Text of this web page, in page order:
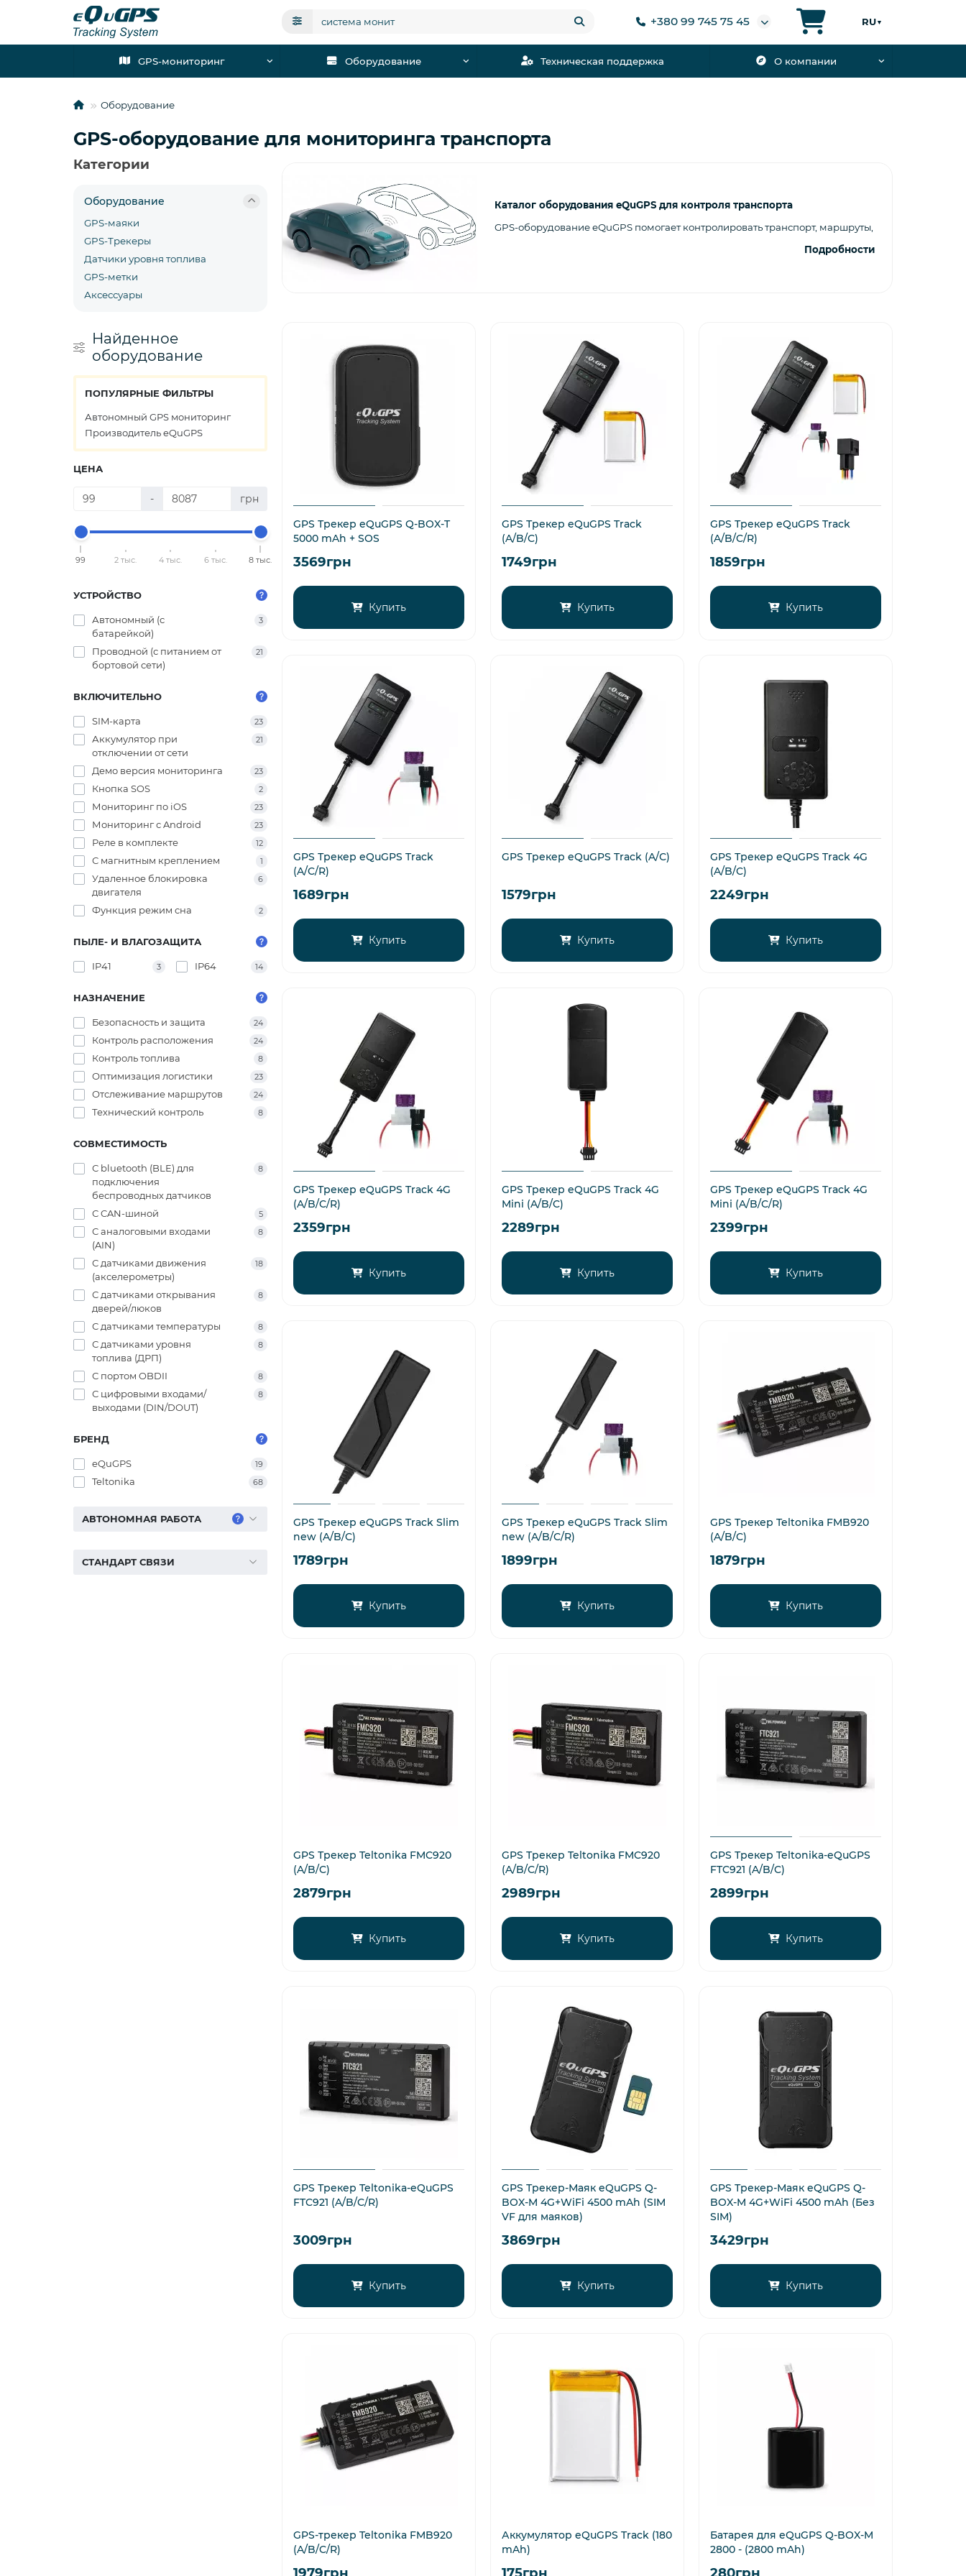
+380 99 745 75 45 RU▼
GPS-мониторинг Оборудование Техническая поддержка О компании
Оборудование
GPS-оборудование для мониторинга транспорта
Категории
Оборудование
GPS-маяки
GPS-Трекеры
Датчики уровня топлива
GPS-метки
Аксессуары
Найденное
оборудование
ПОПУЛЯРНЫЕ ФИЛЬТРЫ
Автономный GPS мониторинг
Производитель eQuGPS
ЦЕНА
- грн
99 2 тыс. 4 тыс. 6 тыс. 8 тыс.
УСТРОЙСТВО
Автономный (с
батарейкой)
3
Проводной (с питанием от
бортовой сети)
21
ВКЛЮЧИТЕЛЬНО
SIM-карта 23
Аккумулятор при
отключении от сети
21
Демо версия мониторинга 23
Кнопка SOS 2
Мониторинг по iOS 23
Мониторинг с Android 23
Реле в комплекте 12
С магнитным креплением 1
Удаленное блокировка
двигателя
6
Функция режим сна 2
ПЫЛЕ- И ВЛАГОЗАЩИТА
IP41 3 IP64 14
НАЗНАЧЕНИЕ
Безопасность и защита 24
Контроль расположения 24
Контроль топлива 8
Оптимизация логистики 23
Отслеживание маршрутов 24
Технический контроль 8
СОВМЕСТИМОСТЬ
С bluetooth (BLE) для
подключения
беспроводных датчиков
8
С CAN-шиной 5
С аналоговыми входами
(AIN)
8
С датчиками движения
(акселерометры)
18
С датчиками открывания
дверей/люков
8
С датчиками температуры 8
С датчиками уровня
топлива (ДРП)
8
С портом OBDII 8
С цифровыми входами/
выходами (DIN/DOUT)
8
БРЕНД
eQuGPS 19
Teltonika 68
АВТОНОМНАЯ РАБОТА
СТАНДАРТ СВЯЗИ
Каталог оборудования eQuGPS для контроля транспорта
GPS-оборудование eQuGPS помогает контролировать транспорт, маршруты,
Подробности
GPS Трекер eQuGPS Q-BOX-T
5000 mAh + SOS
3569грн
Купить
GPS Трекер eQuGPS Track
(A/B/C)
1749грн
Купить
GPS Трекер eQuGPS Track
(A/B/C/R)
1859грн
Купить
GPS Трекер eQuGPS Track
(A/C/R)
1689грн
Купить
GPS Трекер eQuGPS Track (A/С)
1579грн
Купить
GPS Трекер eQuGPS Track 4G
(A/B/C)
2249грн
Купить
GPS Трекер eQuGPS Track 4G
(A/B/C/R)
2359грн
Купить
GPS Трекер eQuGPS Track 4G
Mini (A/B/C)
2289грн
Купить
GPS Трекер eQuGPS Track 4G
Mini (A/B/C/R)
2399грн
Купить
GPS Трекер eQuGPS Track Slim
new (A/B/C)
1789грн
Купить
GPS Трекер eQuGPS Track Slim
new (A/B/C/R)
1899грн
Купить
GPS Трекер Teltonika FMB920
(A/B/C)
1879грн
Купить
GPS Трекер Teltonika FMC920
(A/B/C)
2879грн
Купить
GPS Трекер Teltonika FMC920
(A/B/C/R)
2989грн
Купить
GPS Трекер Teltonika-eQuGPS
FTC921 (A/B/C)
2899грн
Купить
GPS Трекер Teltonika-eQuGPS
FTC921 (A/B/C/R)
3009грн
Купить
GPS Трекер-Маяк eQuGPS Q-
BOX-M 4G+WiFi 4500 mAh (SIM
VF для маяков)
3869грн
Купить
GPS Трекер-Маяк eQuGPS Q-
BOX-M 4G+WiFi 4500 mAh (Без
SIM)
3429грн
Купить
GPS-трекер Teltonika FMB920
(A/B/C/R)
1979грн
Аккумулятор eQuGPS Track (180
mAh)
175грн
Батарея для eQuGPS Q-BOX-M
2800 - (2800 mAh)
280грн